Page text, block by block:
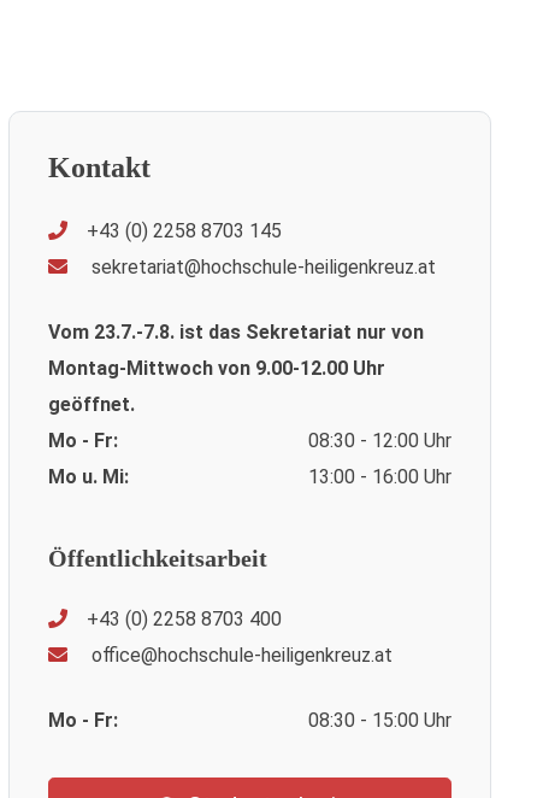
Kontakt
+43 (0) 2258 8703 145
sekretariat@hochschule-heiligenkreuz.at
Vom 23.7.-7.8. ist das Sekretariat nur von
Montag-Mittwoch von 9.00-12.00 Uhr
geöffnet.
Mo - Fr:
08:30 - 12:00 Uhr
Mo u. Mi:
13:00 - 16:00 Uhr
Öffentlichkeitsarbeit
+43 (0) 2258 8703 400
office@hochschule-heiligenkreuz.at
Mo - Fr: 08:30 - 15:00 Uhr